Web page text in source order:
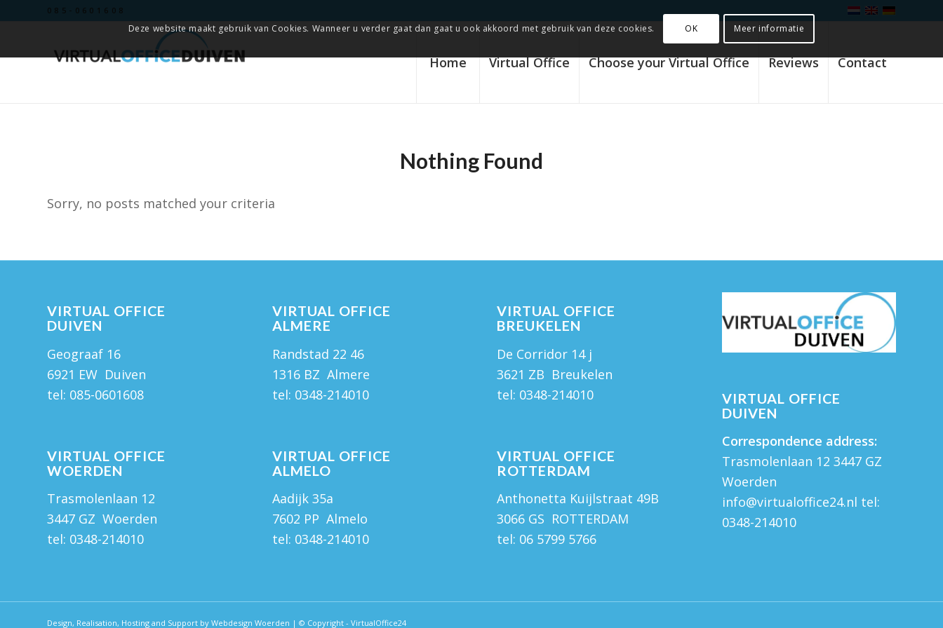
085-0601608
Home Virtual Office Choose your Virtual Office Reviews Contact
Nothing Found
Sorry, no posts matched your criteria
VIRTUAL OFFICE
DUIVEN
Geograaf 16
6921 EW Duiven
tel: 085-0601608
VIRTUAL OFFICE
WOERDEN
Trasmolenlaan 12
3447 GZ Woerden
tel: 0348-214010
VIRTUAL OFFICE
ALMERE
Randstad 22 46
1316 BZ Almere
tel: 0348-214010
VIRTUAL OFFICE
ALMELO
Aadijk 35a
7602 PP Almelo
tel: 0348-214010
VIRTUAL OFFICE
BREUKELEN
De Corridor 14 j
3621 ZB Breukelen
tel: 0348-214010
VIRTUAL OFFICE
ROTTERDAM
Anthonetta Kuijlstraat 49B
3066 GS ROTTERDAM
tel: 06 5799 5766
VIRTUAL OFFICE
DUIVEN
Correspondence address:
Trasmolenlaan 12 3447 GZ
Woerden
info@virtualoffice24.nl tel:
0348-214010
Design, Realisation, Hosting and Support by Webdesign Woerden | © Copyright - VirtualOffice24
Deze website maakt gebruik van Cookies. Wanneer u verder gaat dan gaat u ook akkoord met gebruik van deze cookies. OK Meer informatie